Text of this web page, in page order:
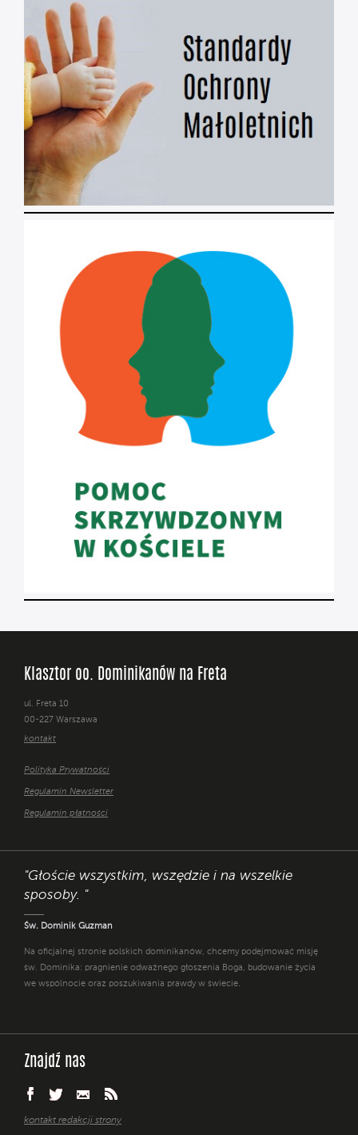
Klasztor oo. Dominikanów na Freta
ul. Freta 10
00-227 Warszawa
kontakt
Polityka Prywatności
Regulamin Newsletter
Regulamin płatności
"Głoście wszystkim, wszędzie i na wszelkie
sposoby. "
Św. Dominik Guzman
Na oficjalnej stronie polskich dominikanów, chcemy podejmować misję
św. Dominika: pragnienie odważnego głoszenia Boga, budowanie życia
we wspólnocie oraz poszukiwania prawdy w świecie.
Znajdź nas
kontakt redakcji strony